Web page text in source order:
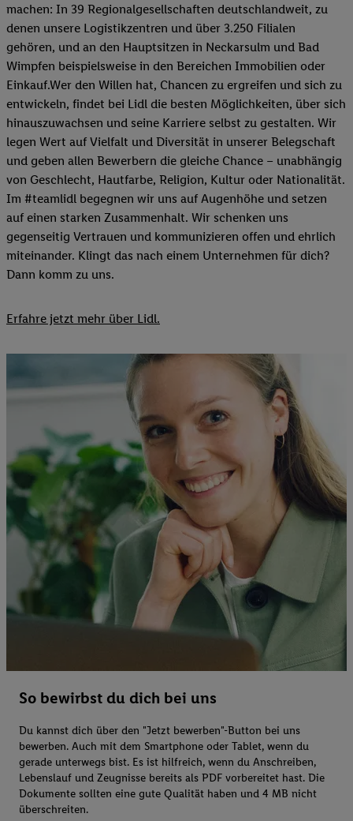
machen: In 39 Regionalgesellschaften deutschlandweit, zu
denen unsere Logistikzentren und über 3.250 Filialen
gehören, und an den Hauptsitzen in Neckarsulm und Bad
Wimpfen beispielsweise in den Bereichen Immobilien oder
Einkauf.Wer den Willen hat, Chancen zu ergreifen und sich zu
entwickeln, findet bei Lidl die besten Möglichkeiten, über sich
hinauszuwachsen und seine Karriere selbst zu gestalten. Wir
legen Wert auf Vielfalt und Diversität in unserer Belegschaft
und geben allen Bewerbern die gleiche Chance – unabhängig
von Geschlecht, Hautfarbe, Religion, Kultur oder Nationalität.
Im #teamlidl begegnen wir uns auf Augenhöhe und setzen
auf einen starken Zusammenhalt. Wir schenken uns
gegenseitig Vertrauen und kommunizieren offen und ehrlich
miteinander. Klingt das nach einem Unternehmen für dich?
Dann komm zu uns.​
Erfahre jetzt mehr über Lidl.
So bewirbst du dich bei uns
Du kannst dich über den "Jetzt bewerben"-Button bei uns
bewerben. Auch mit dem Smartphone oder Tablet, wenn du
gerade unterwegs bist. Es ist hilfreich, wenn du Anschreiben,
Lebenslauf und Zeugnisse bereits als PDF vorbereitet hast. Die
Dokumente sollten eine gute Qualität haben und 4 MB nicht
überschreiten.